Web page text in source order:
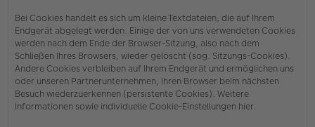
Bei Cookies handelt es sich um kleine Textdateien, die auf Ihrem
Endgerät abgelegt werden. Einige der von uns verwendeten Cookies
werden nach dem Ende der Browser-Sitzung, also nach dem
Schließen Ihres Browsers, wieder gelöscht (sog. Sitzungs-Cookies).
Andere Cookies verbleiben auf Ihrem Endgerät und ermöglichen uns
oder unseren Partnerunternehmen, Ihren Browser beim nächsten
Besuch wiederzuerkennen (persistente Cookies). Weitere
Informationen sowie individuelle Cookie-Einstellungen hier.